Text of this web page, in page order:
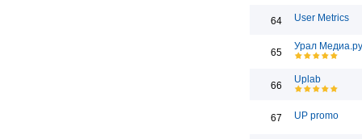
64 User Metrics
65
Урал Медиа.ру
66
Uplab
67 UP promo